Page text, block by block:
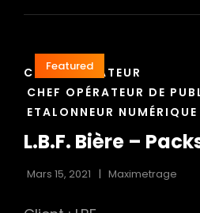
IT
Featured
CAT
LINKS
CHEF OPÉRATEUR
CHEF OPÉRATEUR DE
ETALONNEUR NUMÉRIQUE
L.B.F. Bière –
Mars 15, 2021 Maximetrage